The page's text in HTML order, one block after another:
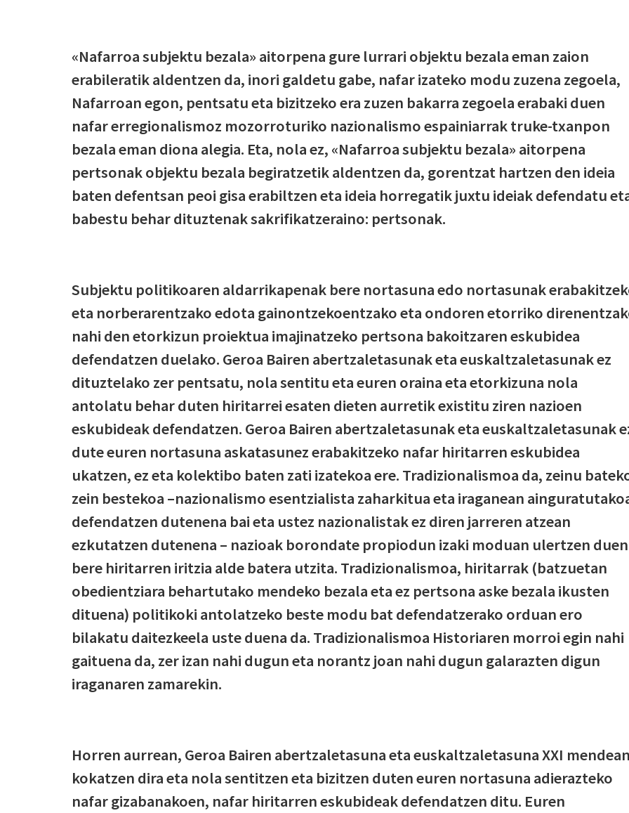
«Nafarroa subjektu bezala» aitorpena gure lurrari objektu bezala eman zaion
erabileratik aldentzen da, inori galdetu gabe, nafar izateko modu zuzena zegoela,
Nafarroan egon, pentsatu eta bizitzeko era zuzen bakarra zegoela erabaki duen
nafar erregionalismoz mozorroturiko nazionalismo espainiarrak truke-txanpon
bezala eman diona alegia. Eta, nola ez, «Nafarroa subjektu bezala» aitorpena
pertsonak objektu bezala begiratzetik aldentzen da, gorentzat hartzen den ideia
baten defentsan peoi gisa erabiltzen eta ideia horregatik juxtu ideiak defendatu
babestu behar dituztenak sakrifikatzeraino: pertsonak.
Subjektu politikoaren aldarrikapenak bere nortasuna edo nortasunak
eta norberarentzako edota gainontzekoentzako eta ondoren etorriko
nahi den etorkizun proiektua imajinatzeko pertsona bakoitzaren eskubidea
defendatzen duelako. Geroa Bairen abertzaletasunak eta euskaltzaletasunak ez
dituztelako zer pentsatu, nola sentitu eta euren oraina eta etorkizuna nola
antolatu behar duten hiritarrei esaten dieten aurretik existitu ziren nazioen
eskubideak defendatzen. Geroa Bairen abertzaletasunak eta euskaltzaletasunak
dute euren nortasuna askatasunez erabakitzeko nafar hiritarren eskubidea
ukatzen, ez eta kolektibo baten zati izatekoa ere. Tradizionalismoa da, zeinu
zein bestekoa –nazionalismo esentzialista zaharkitua eta iraganean
defendatzen dutenena bai eta ustez nazionalistak ez diren jarreren atzean
ezkutatzen dutenena – nazioak borondate propiodun izaki moduan ulertzen
bere hiritarren iritzia alde batera utzita. Tradizionalismoa, hiritarrak (batzuetan
obedientziara behartutako mendeko bezala eta ez pertsona aske bezala ikusten
dituena) politikoki antolatzeko beste modu bat defendatzerako orduan ero
bilakatu daitezkeela uste duena da. Tradizionalismoa Historiaren morroi egin nahi
gaituena da, zer izan nahi dugun eta norantz joan nahi dugun galarazten digun
iraganaren zamarekin.
Horren aurrean, Geroa Bairen abertzaletasuna eta euskaltzaletasuna XXI mendean
kokatzen dira eta nola sentitzen eta bizitzen duten euren nortasuna adierazteko
nafar gizabanakoen, nafar hiritarren eskubideak defendatzen ditu. Euren